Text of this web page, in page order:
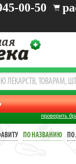
00-50
проверить
ПО НАЗВАНИЮ
ПО